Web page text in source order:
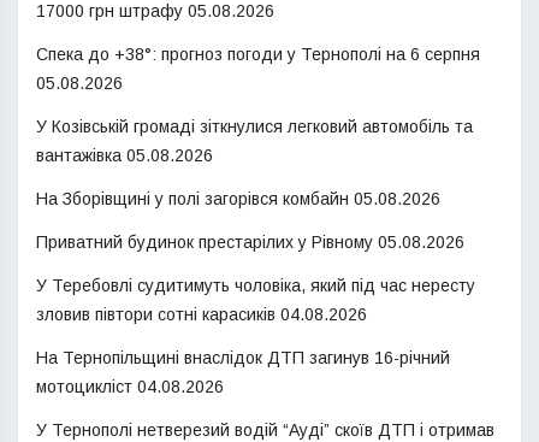
17000 грн штрафу 05.08.2026
Спека до +38°: прогноз погоди у Тернополі на 6 серпня
05.08.2026
У Козівській громаді зіткнулися легковий автомобіль та
вантажівка 05.08.2026
На Зборівщині у полі загорівся комбайн 05.08.2026
Приватний будинок престарілих у Рівному 05.08.2026
У Теребовлі судитимуть чоловіка, який під час нересту
зловив півтори сотні карасиків 04.08.2026
На Тернопільщині внаслідок ДТП загинув 16-річний
мотоцикліст 04.08.2026
У Тернополі нетверезий водій “Ауді” скоїв ДТП і отримав